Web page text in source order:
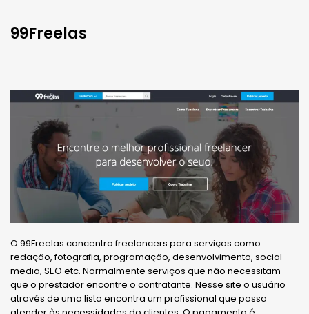
99Freelas
O 99Freelas concentra freelancers para serviços como
redação, fotografia, programação, desenvolvimento, social
media, SEO etc. Normalmente serviços que não necessitam
que o prestador encontre o contratante. Nesse site o usuário
através de uma lista encontra um profissional que possa